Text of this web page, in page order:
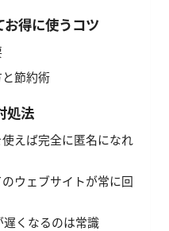
お得に使うコツ
節約術
処法
えば完全に匿名になれ
ウェブサイトが常に回
くなるのは常識